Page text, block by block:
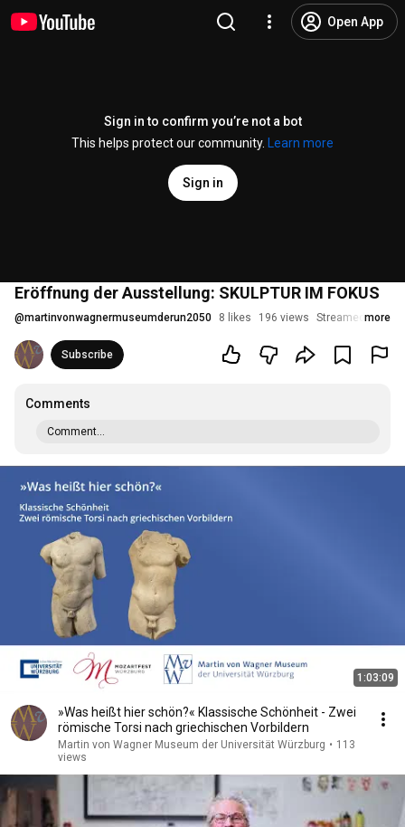
Open App
Sign in to confirm you’re not a bot
This helps protect our community.
Learn more
Sign in
Eröffnung der Ausstellung: SKULPTUR IM FOKUS
@martinvonwagnermuseumderun2050 8 likes 196 views Streamed 2more
Subscribe
Comments
Comment...
1:03:09
»Was heißt hier schön?« Klassische Schönheit - Zwei
römische Torsi nach griechischen Vorbildern
Martin von Wagner Museum der Universität Würzburg • 113
views